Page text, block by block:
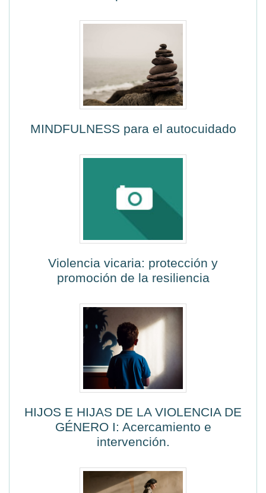
MINDFULNESS para el autocuidado
Violencia vicaria: protección y
promoción de la resiliencia
HIJOS E HIJAS DE LA VIOLENCIA DE
GÉNERO I: Acercamiento e
intervención.